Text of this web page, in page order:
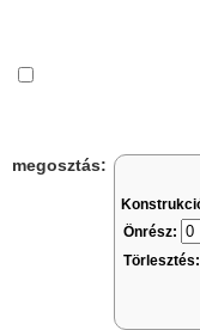
megosztás:
Önrész:
Törlesztés: